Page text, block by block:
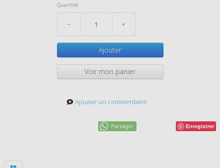
Quantité
− +
Ajouter
Voir mon panier
Ajouter un commentaire
Enregistrer
Partager